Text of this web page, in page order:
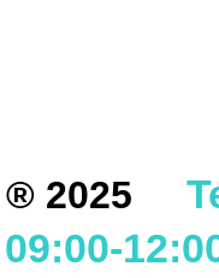
2025
09:00-